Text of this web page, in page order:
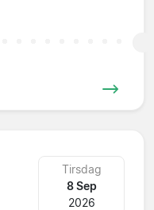
Tirsdag
8 Sep
2026